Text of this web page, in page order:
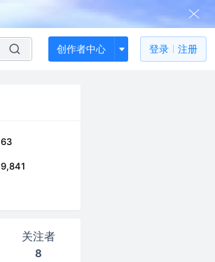
创作者中心 登录 注册
63
9,841
关注者
8